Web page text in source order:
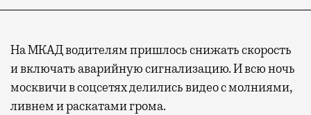
На МКАД водителям пришлось снижать скорость
и включать аварийную сигнализацию. И всю ночь
москвичи в соцсетях делились видео с молниями,
ливнем и раскатами грома.